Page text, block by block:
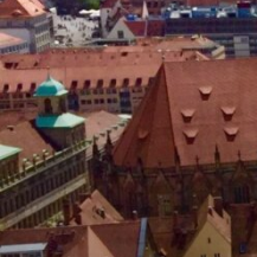
コ
ン
テ
ン
ツ
へ
ス
キ
ッ